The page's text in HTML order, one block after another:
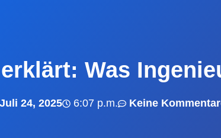
Was
Juli 24, 2025 6:07 p.m. Keine